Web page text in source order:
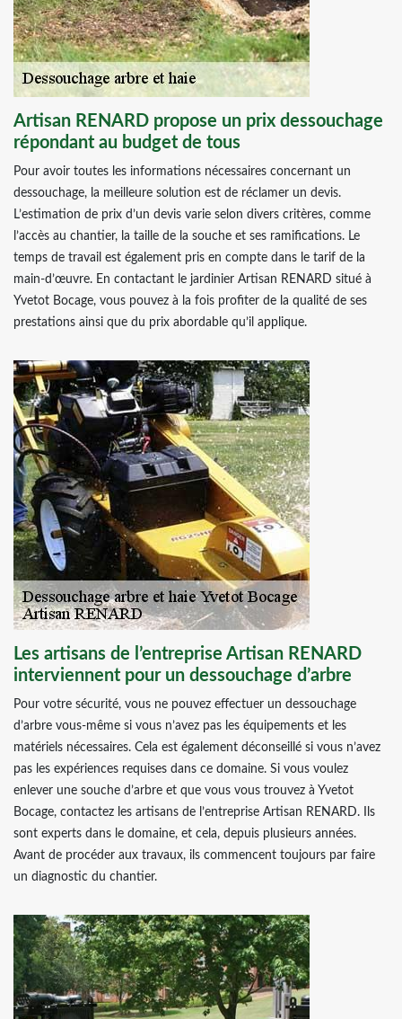
Artisan RENARD propose un prix dessouchage
répondant au budget de tous
Pour avoir toutes les informations nécessaires concernant un
dessouchage, la meilleure solution est de réclamer un devis.
L’estimation de prix d’un devis varie selon divers critères, comme
l’accès au chantier, la taille de la souche et ses ramifications. Le
temps de travail est également pris en compte dans le tarif de la
main-d’œuvre. En contactant le jardinier Artisan RENARD situé à
Yvetot Bocage, vous pouvez à la fois profiter de la qualité de ses
prestations ainsi que du prix abordable qu’il applique.
Les artisans de l’entreprise Artisan RENARD
interviennent pour un dessouchage d’arbre
Pour votre sécurité, vous ne pouvez effectuer un dessouchage
d’arbre vous-même si vous n’avez pas les équipements et les
matériels nécessaires. Cela est également déconseillé si vous n’avez
pas les expériences requises dans ce domaine. Si vous voulez
enlever une souche d’arbre et que vous vous trouvez à Yvetot
Bocage, contactez les artisans de l’entreprise Artisan RENARD. Ils
sont experts dans le domaine, et cela, depuis plusieurs années.
Avant de procéder aux travaux, ils commencent toujours par faire
un diagnostic du chantier.